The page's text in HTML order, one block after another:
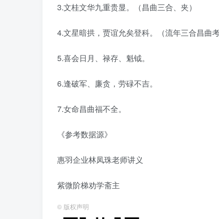
3.文桂文华九重贵显。（昌曲三合、夹）
4.文星暗拱，贾谊允矣登科。（流年三合昌曲
5.喜会日月、禄存、魁钺。
6.逢破军、廉贪，劳碌不吉。
7.女命昌曲福不全。
《参考数据源》
惠羽企业林凤珠老师讲义
紫微阶梯劝学斋主
© 版权声明